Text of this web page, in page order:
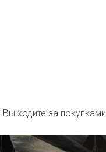
ходите за покупками